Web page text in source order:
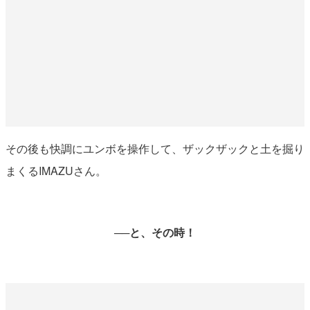
その後も快調にユンボを操作して、ザックザックと土を掘り
まくるIMAZUさん。
──と、その時！